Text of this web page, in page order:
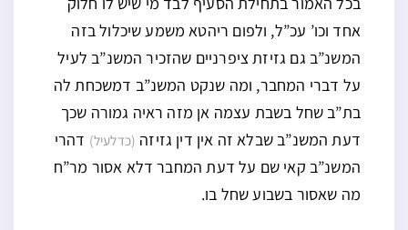
אחד וכו’ עכ”ל, ולפום ריהטא משמע שיכלול בזה
המשנ”ב גם גזיזת ציפרניים שהזכיר המשנ”ב לעיל
על דברי המחבר, ומה שנקט המשנ”ב דמשכחת לה
בת”ב שחל בשבת עצמה אן מזה ראיה גמורה שכך
דעת המשנ”ב שבלא זה אין דין גזיזה (כדלעיל) דהרי
המשנ”ב קאי שם על דעת המחבר דלא אסור מר”ח
מה שאסור בשבוע שחל בו.